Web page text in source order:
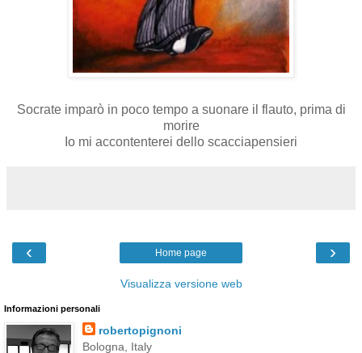
Socrate imparò in poco tempo a suonare il flauto, prima di
morire
Io mi accontenterei dello scacciapensieri
‹ ›
Home page
Visualizza versione web
Informazioni personali
robertopignoni
Bologna, Italy